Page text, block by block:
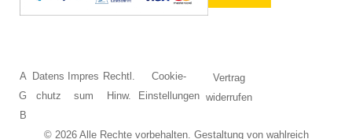
© 2026 Alle Rechte vorbehalten. Gestaltung von wahlreich
A
G
B
Datens
chutz
Impres
sum
Rechtl.
Hinw.
Cookie-
Einstellungen
Vertrag
widerrufen